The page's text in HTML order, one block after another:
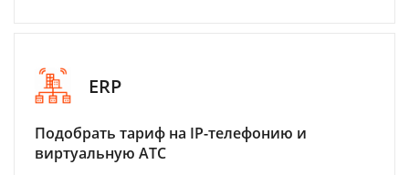
ERP
Подобрать тариф на IP-телефонию и
виртуальную АТС